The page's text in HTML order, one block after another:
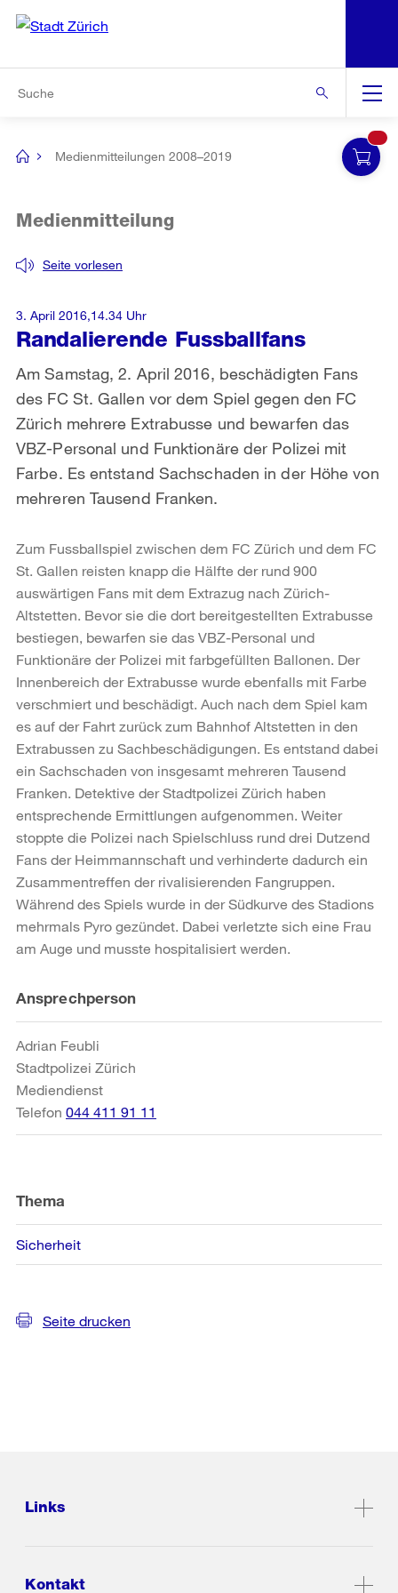
Navigation
[no
Medienmitteilungen 2008–2019
Randalierende Fussballfans
Seite vorlesen
Medienmitteilung
Am Samstag, 2. April 2016, beschädigten Fans
des FC St. Gallen vor dem Spiel gegen den FC
Zürich mehrere Extrabusse und bewarfen das
VBZ-Personal und Funktionäre der Polizei mit
Farbe. Es entstand Sachschaden in der Höhe von
mehreren Tausend Franken.
3. April 2016,14.34 Uhr
Zum Fussballspiel zwischen dem FC Zürich und dem FC
St. Gallen reisten knapp die Hälfte der rund 900
auswärtigen Fans mit dem Extrazug nach Zürich-
Altstetten. Bevor sie die dort bereitgestellten Extrabusse
bestiegen, bewarfen sie das VBZ-Personal und
Funktionäre der Polizei mit farbgefüllten Ballonen. Der
Innenbereich der Extrabusse wurde ebenfalls mit Farbe
verschmiert und beschädigt. Auch nach dem Spiel kam
es auf der Fahrt zurück zum Bahnhof Altstetten in den
Extrabussen zu Sachbeschädigungen. Es entstand dabei
ein Sachschaden von insgesamt mehreren Tausend
Franken. Detektive der Stadtpolizei Zürich haben
entsprechende Ermittlungen aufgenommen. Weiter
stoppte die Polizei nach Spielschluss rund drei Dutzend
Fans der Heimmannschaft und verhinderte dadurch ein
Zusammentreffen der rivalisierenden Fangruppen.
Während des Spiels wurde in der Südkurve des Stadions
mehrmals Pyro gezündet. Dabei verletzte sich eine Frau
am Auge und musste hospitalisiert werden.
Weitere
Informationen
Ansprechperson
Adrian Feubli
Stadtpolizei Zürich
Mediendienst
Telefon 044 411 91 11
Thema
Sicherheit
Seite drucken
Links
Kontakt